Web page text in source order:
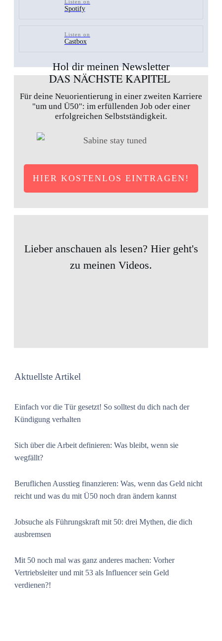
Listen on
Spotify
Listen on
Castbox
Hol dir meinen Newsletter
DAS NÄCHSTE KAPITEL
Für deine Neuorientierung in einer zweiten Karriere
"um und Ü50": im erfüllenden Job oder einer
erfolgreichen Selbstständigkeit.
HIER KOSTENLOS EINTRAGEN!
Lieber anschauen als lesen? Hier geht's
zu meinen Videos.
Aktuellste Artikel
Einfach vor die Tür gesetzt! So solltest du dich nach der
Kündigung verhalten
Sich über die Arbeit definieren: Was bleibt, wenn sie
wegfällt?
Beruflichen Ausstieg finanzieren: Was, wenn das Geld nicht
reicht und was du mit Ü50 noch dran ändern kannst
Jobsuche als Führungskraft mit 50: drei Mythen, die dich
ausbremsen
Mit 50 noch mal was ganz anderes machen: Vorher
Vertriebsleiter und mit 53 als Influencer sein Geld
verdienen?!